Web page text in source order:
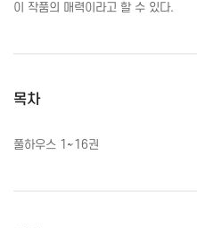
이 작품의 매력이라고 할 수 있다.
목차
풀하우스 1~16권